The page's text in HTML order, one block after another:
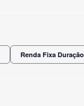
Renda Fixa